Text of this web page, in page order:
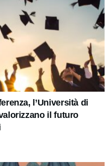
l’Università di
il futuro